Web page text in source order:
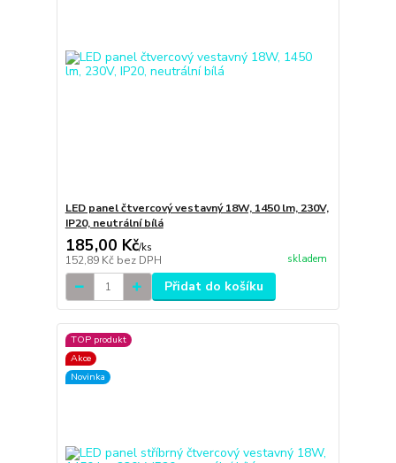
LED panel čtvercový vestavný 18W, 1450 lm, 230V,
IP20, neutrální bílá
185,00 Kč/ks
152,89 Kč bez DPH skladem
Přidat do košíku
TOP produkt
Akce
Novinka